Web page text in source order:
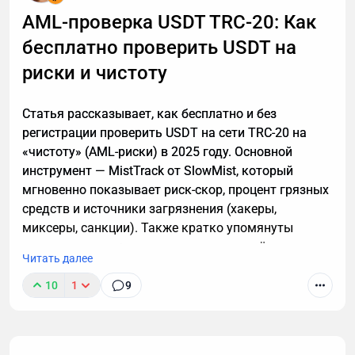
важный разговор, например, ждете курьера, то я
расскажу, почему стоит делегировать телефонные
звонки мне.
AML-проверка USDT TRC-20: Как
бесплатно проверить USDT на
риски и чистоту
Статья рассказывает, как бесплатно и без
регистрации проверить USDT на сети TRC-20 на
«чистоту» (AML-риски) в 2025 году. Основной
инструмент — MistTrack от SlowMist, который
мгновенно показывает риск-скор, процент грязных
средств и источники загрязнения (хакеры,
миксеры, санкции). Также кратко упомянуты
альтернативы и что делать, если кошелёк оказался
токсичным. Цель — помочь избежать заморозки
средств на биржах.
Читать далее
10 1 9